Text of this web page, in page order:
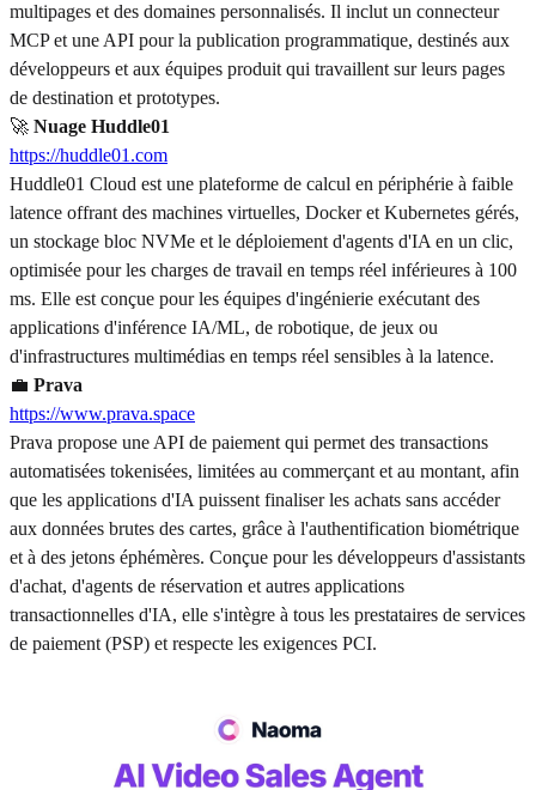
multipages et des domaines personnalisés. Il inclut un connecteur
MCP et une API pour la publication programmatique, destinés aux
développeurs et aux équipes produit qui travaillent sur leurs pages
de destination et prototypes.
🚀 Nuage Huddle01
https://huddle01.com
Huddle01 Cloud est une plateforme de calcul en périphérie à faible
latence offrant des machines virtuelles, Docker et Kubernetes gérés,
un stockage bloc NVMe et le déploiement d'agents d'IA en un clic,
optimisée pour les charges de travail en temps réel inférieures à 100
ms. Elle est conçue pour les équipes d'ingénierie exécutant des
applications d'inférence IA/ML, de robotique, de jeux ou
d'infrastructures multimédias en temps réel sensibles à la latence.
💼 Prava
https://www.prava.space
Prava propose une API de paiement qui permet des transactions
automatisées tokenisées, limitées au commerçant et au montant, afin
que les applications d'IA puissent finaliser les achats sans accéder
aux données brutes des cartes, grâce à l'authentification biométrique
et à des jetons éphémères. Conçue pour les développeurs d'assistants
d'achat, d'agents de réservation et autres applications
transactionnelles d'IA, elle s'intègre à tous les prestataires de services
de paiement (PSP) et respecte les exigences PCI.